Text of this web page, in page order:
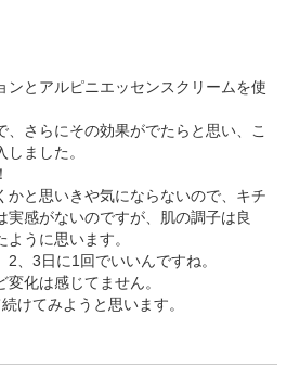
ンとアルピニエッセンスクリームを使
、さらにその効果がでたらと思い、こ
ました。
かと思いきや気にならないので、キチ
実感がないのですが、肌の調子は良
うに思います。
、3日に1回でいいんですね。
化は感じてません。
けてみようと思います。